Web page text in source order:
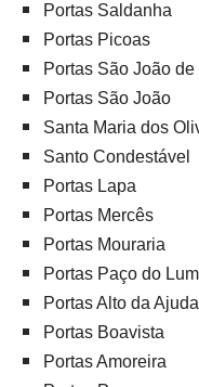
Portas Saldanha
Portas Picoas
Portas São João
Portas São João
Santa Maria dos
Santo Condestável
Portas Lapa
Portas Mercês
Portas Mouraria
Portas Paço do
Portas Alto da Ajuda
Portas Boavista
Portas Amoreira